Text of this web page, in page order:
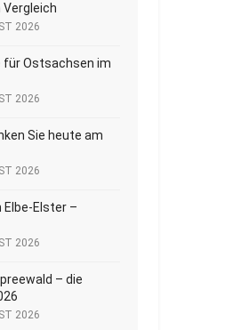
Vergleich
2026
für Ostsachsen im
2026
Sie heute am
2026
Elbe-Elster –
2026
– die
2026